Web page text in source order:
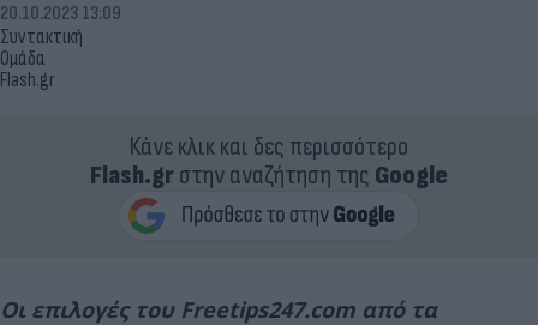
Συντακτική
Ομάδα
Flash.gr
20.10.2023 13:09
Κάνε κλικ και δες περισσότερο
Flash.grστην αναζήτηση της Google
Οι επιλογές του Freetips247.com από τα